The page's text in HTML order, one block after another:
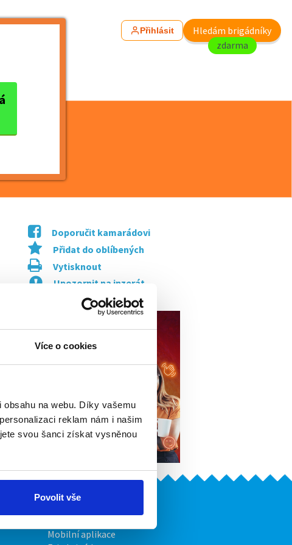
Více o cookies
na webu. Díky vašemu
reklam nám i našim
svou šanci získat vysněnou
Povolit vše
Přihlásit
Hledám brigádníky
zdarma
Doporučit kamarádovi
Přidat do oblíbených
Vytisknout
Upozornit na inzerát
Mobilní aplikace